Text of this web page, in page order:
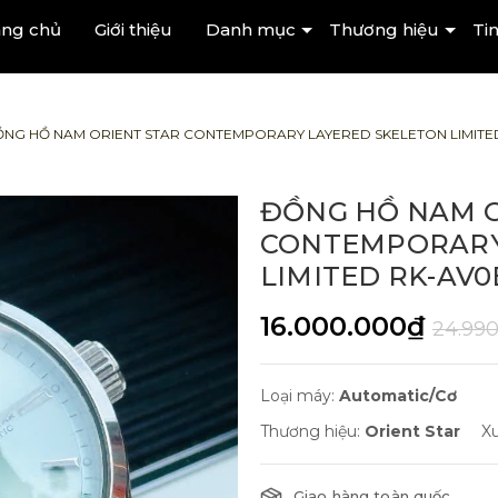
chủ Giới thiệu Danh mục Thương hiệu
HỒ NAM ORIENT STAR CONTEMPORARY LAYERED SKELETON
ĐỒNG HỒ NAM
LIMITED RK-
16.000.000₫
Loại máy: Automatic/Cơ
Thương hiệu: Orient Star